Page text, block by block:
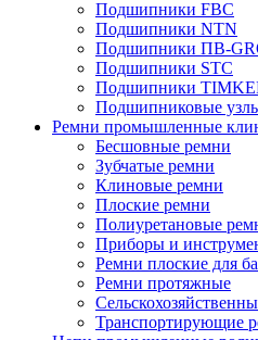
Подшипники FBC
Подшипники NTN
Подшипники ПВ-
Подшипники STC
Подшипники
Подшипниковые
Ремни промышленные
Бесшовные ремни
Зубчатые ремни
Клиновые ремни
Плоские ремни
Полиуретановые
Приборы и
Ремни плоские для
Ремни протяжные
Транспортирующие